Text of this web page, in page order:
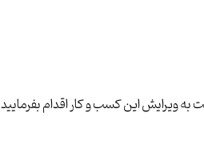
به ویرایش این کسب و کار اقدام بفرمایید